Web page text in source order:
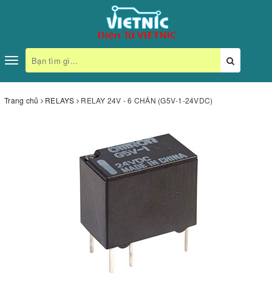
Toggle
navigation
Trang chủ RELAYS RELAY 24V - 6 CHÂN (G5V-1-24VDC)